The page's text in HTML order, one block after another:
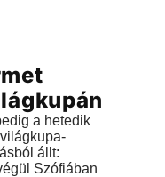
a hetedik
állt:
Szófiában